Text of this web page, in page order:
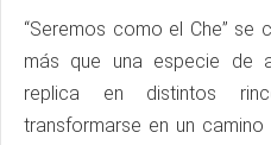
“Seremos como el Che” se
más que una especie de
replica en distintos
transformarse en un